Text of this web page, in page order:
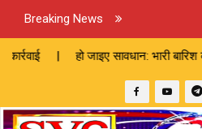
Breaking News
सावधान: भारी बारिश का अलर्ट